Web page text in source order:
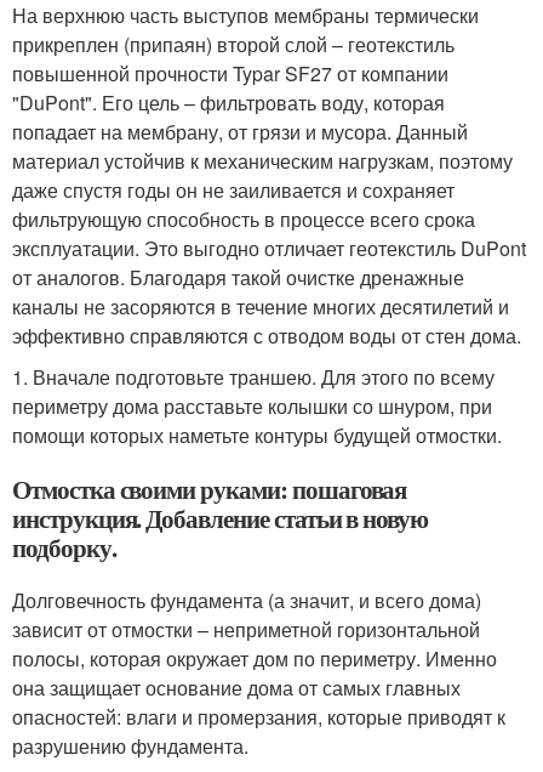
На верхнюю часть выступов мембраны термически
прикреплен (припаян) второй слой – геотекстиль
повышенной прочности Typar SF27 от компании
"DuPont". Его цель – фильтровать воду, которая
попадает на мембрану, от грязи и мусора. Данный
материал устойчив к механическим нагрузкам, поэтому
даже спустя годы он не заиливается и сохраняет
фильтрующую способность в процессе всего срока
эксплуатации. Это выгодно отличает геотекстиль DuPont
от аналогов. Благодаря такой очистке дренажные
каналы не засоряются в течение многих десятилетий и
эффективно справляются с отводом воды от стен дома.
1. Вначале подготовьте траншею. Для этого по всему
периметру дома расставьте колышки со шнуром, при
помощи которых наметьте контуры будущей отмостки.
Отмостка своими руками: пошаговая
инструкция. Добавление статьи в новую
подборку.
Долговечность фундамента (а значит, и всего дома)
зависит от отмостки – неприметной горизонтальной
полосы, которая окружает дом по периметру. Именно
она защищает основание дома от самых главных
опасностей: влаги и промерзания, которые приводят к
разрушению фундамента.